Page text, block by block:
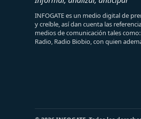
INFOGATE es un medio digital de
y creíble, así dan cuenta las
medios de comunicación tales como:
Radio, Radio Biobio, con quien